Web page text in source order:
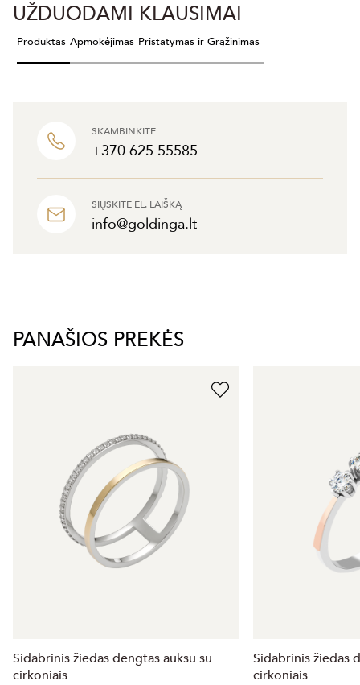
SKAMBINKITE
+370 625 55585
SIŲSKITE EL. LAIŠKĄ
info@goldinga.lt
UŽDUODAMI KLAUSIMAI
Produktas Apmokėjimas Pristatymas ir Grąžinimas
PANAŠIOS PREKĖS
Sidabrinis žiedas dengtas auksu su
cirkoniais
Sidabrinis žiedas
cirkoniais